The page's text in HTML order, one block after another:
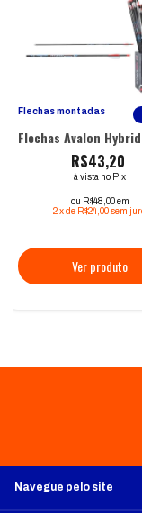
Flechas montadas
Flechas Avalon Hybrid
R$43,20
à vista no Pix
ou R$48,00 em
2 xde R$24,00 sem
Navegue pelo site